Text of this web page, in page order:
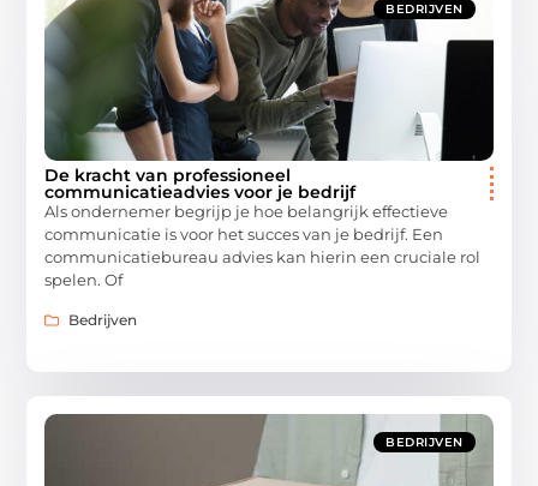
BEDRIJVEN
De kracht van professioneel
communicatieadvies voor je bedrijf
Als ondernemer begrijp je hoe belangrijk effectieve
communicatie is voor het succes van je bedrijf. Een
communicatiebureau advies kan hierin een cruciale rol
spelen. Of
Bedrijven
BEDRIJVEN